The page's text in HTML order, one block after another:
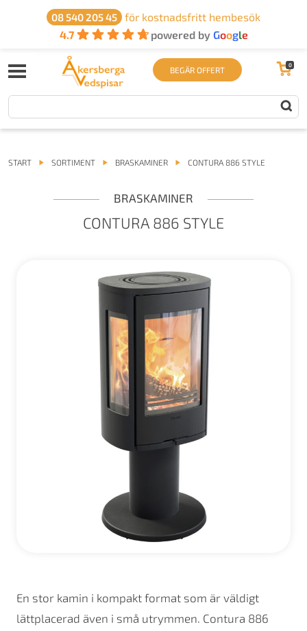
08 540 205 45
för kostnadsfritt hembesök
4.7
powered by Google
BEGÄR OFFERT 0
START SORTIMENT BRASKAMINER CONTURA 886 STYLE
BRASKAMINER
CONTURA 886 STYLE
En stor kamin i kompakt format som är väldigt
lättplacerad även i små utrymmen. Contura 886